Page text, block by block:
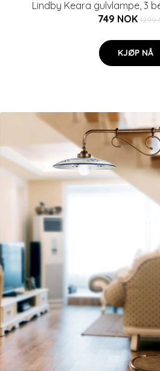
Lindby Keara gulvlampe, 3
749 NOK 1299
KJØP NÅ